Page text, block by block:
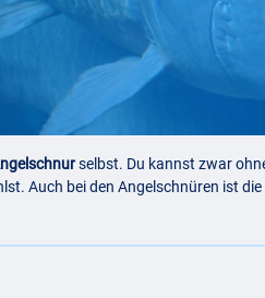
selbst. Du kannst zwar
Auch bei den Angelschnüren ist
Fischen mit der